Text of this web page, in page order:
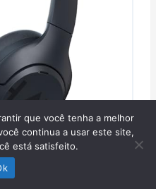
que você tenha a melhor
continua a usar este site,
está satisfeito.